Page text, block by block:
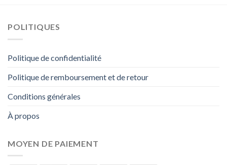
POLITIQUES
Politique de confidentialité
Politique de remboursement et de retour
Conditions générales
À propos
MOYEN DE PAIEMENT